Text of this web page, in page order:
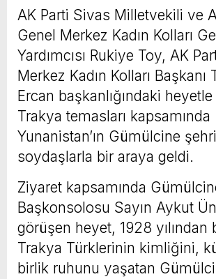
AK Parti Sivas Milletvekili ve
Genel Merkez Kadın Kolları
Yardımcısı Rukiye Toy, AK
Merkez Kadın Kolları Başkanı
Ercan başkanlığındaki heyetle
Trakya temasları kapsamında
Yunanistan’ın Gümülcine
soydaşlarla bir araya geldi.
Ziyaret kapsamında
Başkonsolosu Sayın Aykut
görüşen heyet, 1928 yılından
Trakya Türklerinin kimliğini,
birlik ruhunu yaşatan